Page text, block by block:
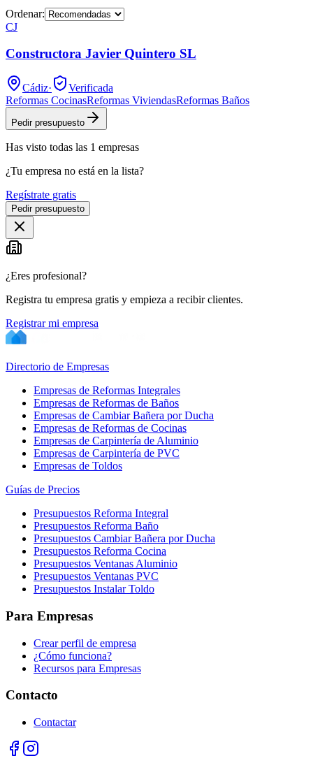
Ordenar:
CJ
Constructora Javier Quintero SL
Cádiz·
Verificada
Reformas CocinasReformas ViviendasReformas Baños
Pedir presupuesto
Has visto todas las 1 empresas
¿Tu empresa no está en la lista?
Regístrate gratis
Pedir presupuesto
¿Eres profesional?
Registra tu empresa gratis y empieza a recibir clientes.
Registrar mi empresa
Directorio de Empresas
Empresas de Reformas Integrales
Empresas de Reformas de Baños
Empresas de Cambiar Bañera por Ducha
Empresas de Reformas de Cocinas
Empresas de Carpintería de Aluminio
Empresas de Carpintería de PVC
Empresas de Toldos
Guías de Precios
Presupuestos Reforma Integral
Presupuestos Reforma Baño
Presupuestos Cambiar Bañera por Ducha
Presupuestos Reforma Cocina
Presupuestos Ventanas Aluminio
Presupuestos Ventanas PVC
Presupuestos Instalar Toldo
Para Empresas
Crear perfil de empresa
¿Cómo funciona?
Recursos para Empresas
Contacto
Contactar